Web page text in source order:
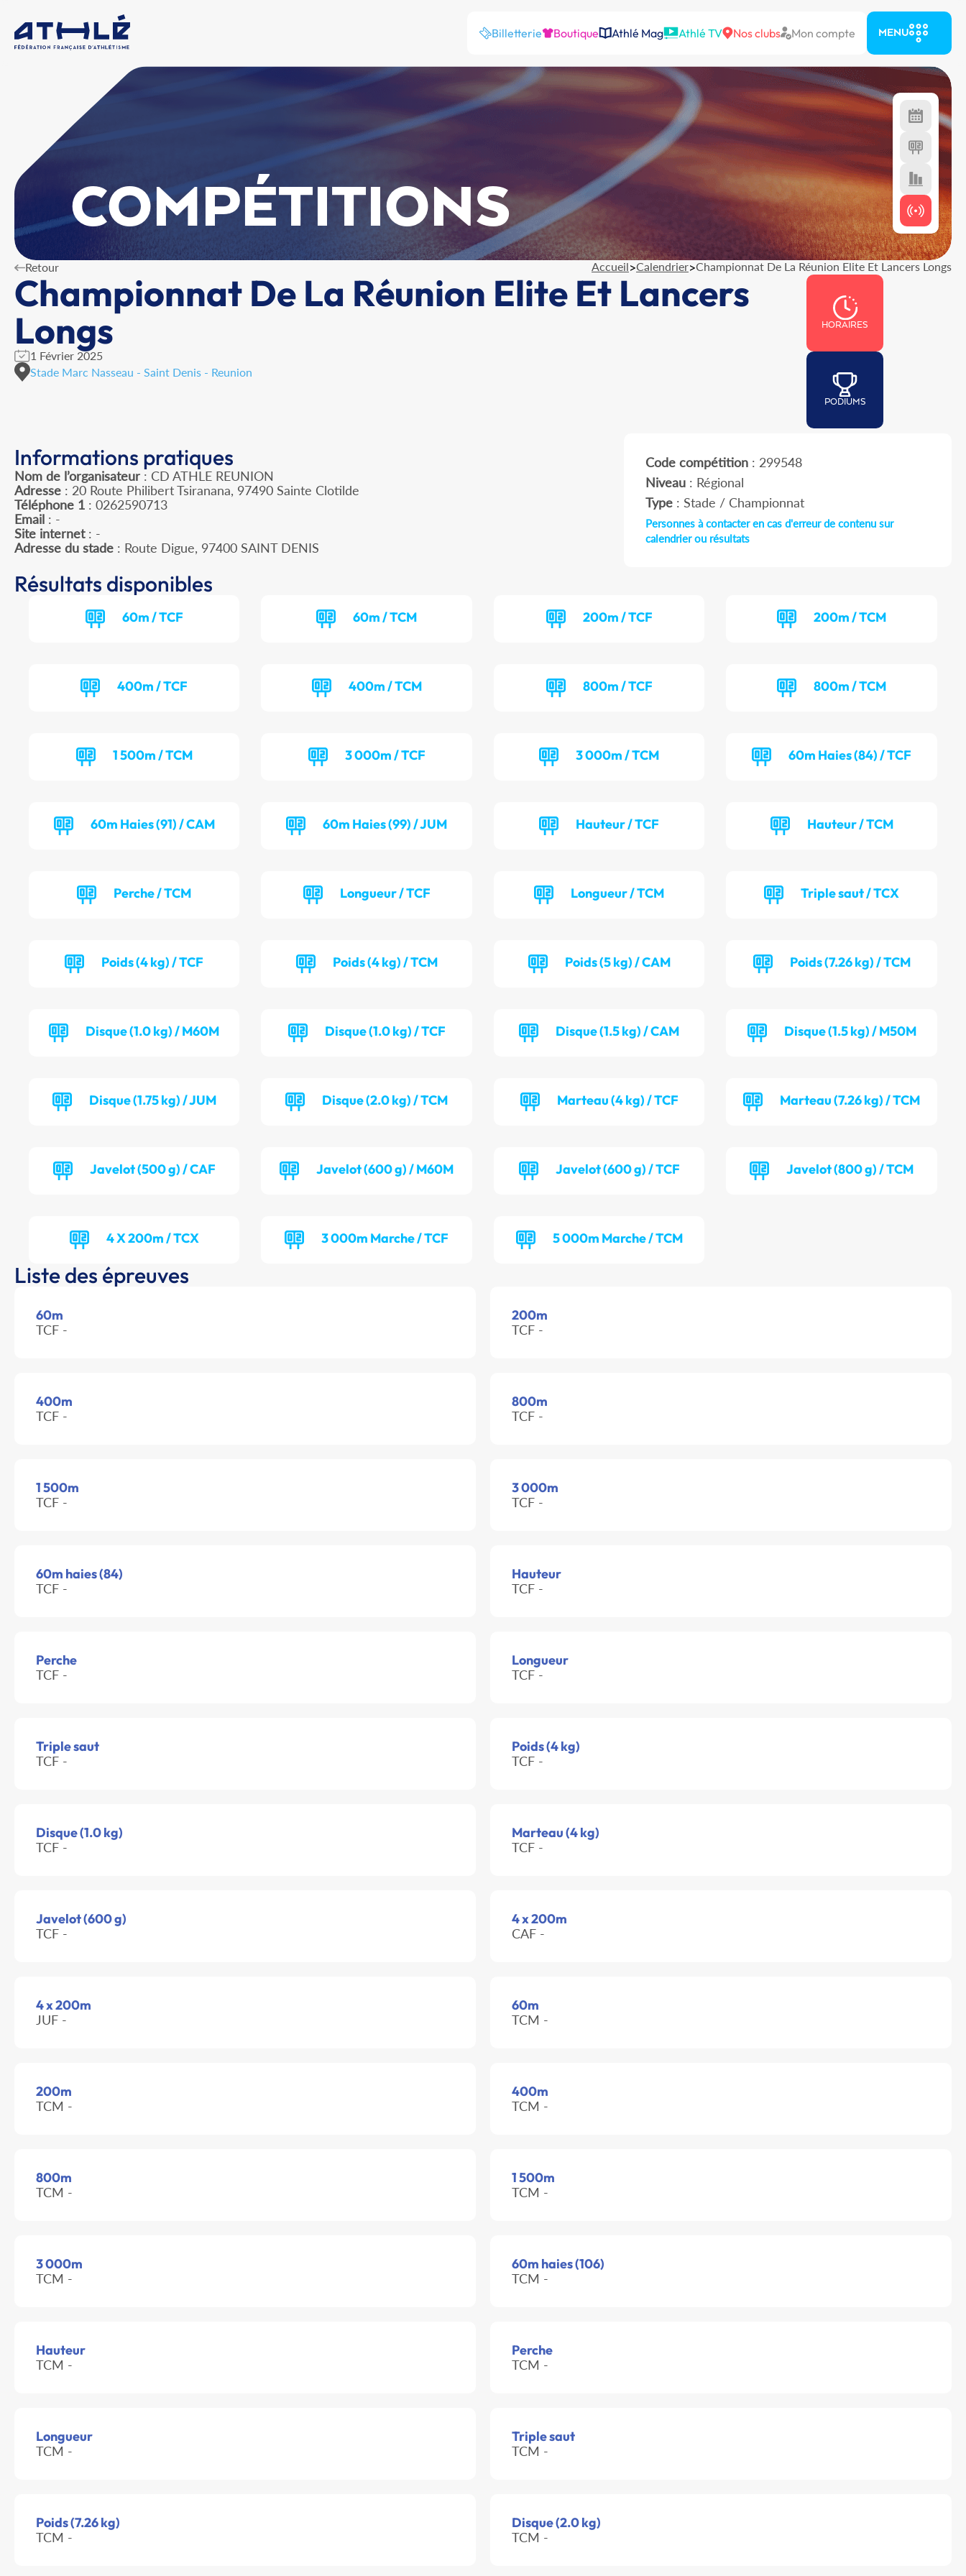
Billetterie Boutique Athlé Mag Athlé TV Nos clubs Mon compte MENU
COMPÉTITIONS
Retour Accueil>Calendrier>Championnat De La Réunion Elite Et Lancers Longs
Championnat De La Réunion Elite Et Lancers
Longs
1 Février 2025
Stade Marc Nasseau - Saint Denis - Reunion
HORAIRES
PODIUMS
Informations pratiques
Nom de l’organisateur : CD ATHLE REUNION
Adresse : 20 Route Philibert Tsiranana, 97490 Sainte Clotilde
Téléphone 1 : 0262590713
Email : -
Site internet: -
Adresse du stade : Route Digue, 97400 SAINT DENIS
Code compétition: 299548
Niveau: Régional
Type: Stade / Championnat
Personnes à contacter en cas d'erreur de contenu sur
calendrier ou résultats
Résultats disponibles
60m / TCF 60m / TCM 200m / TCF 200m / TCM
400m / TCF 400m / TCM 800m / TCF 800m / TCM
1 500m / TCM 3 000m / TCF 3 000m / TCM 60m Haies (84) / TCF
60m Haies (91) / CAM 60m Haies (99) / JUM Hauteur / TCF Hauteur / TCM
Perche / TCM Longueur / TCF Longueur / TCM Triple saut / TCX
Poids (4 kg) / TCF Poids (4 kg) / TCM Poids (5 kg) / CAM Poids (7.26 kg) / TCM
Disque (1.0 kg) / M60M Disque (1.0 kg) / TCF Disque (1.5 kg) / CAM Disque (1.5 kg) / M50M
Disque (1.75 kg) / JUM Disque (2.0 kg) / TCM Marteau (4 kg) / TCF Marteau (7.26 kg) / TCM
Javelot (500 g) / CAF Javelot (600 g) / M60M Javelot (600 g) / TCF Javelot (800 g) / TCM
4 X 200m / TCX 3 000m Marche / TCF 5 000m Marche / TCM
Liste des épreuves
60m
TCF -
200m
TCF -
400m
TCF -
800m
TCF -
1 500m
TCF -
3 000m
TCF -
60m haies (84)
TCF -
Hauteur
TCF -
Perche
TCF -
Longueur
TCF -
Triple saut
TCF -
Poids (4 kg)
TCF -
Disque (1.0 kg)
TCF -
Marteau (4 kg)
TCF -
Javelot (600 g)
TCF -
4 x 200m
CAF -
4 x 200m
JUF -
60m
TCM -
200m
TCM -
400m
TCM -
800m
TCM -
1 500m
TCM -
3 000m
TCM -
60m haies (106)
TCM -
Hauteur
TCM -
Perche
TCM -
Longueur
TCM -
Triple saut
TCM -
Poids (7.26 kg)
TCM -
Disque (2.0 kg)
TCM -